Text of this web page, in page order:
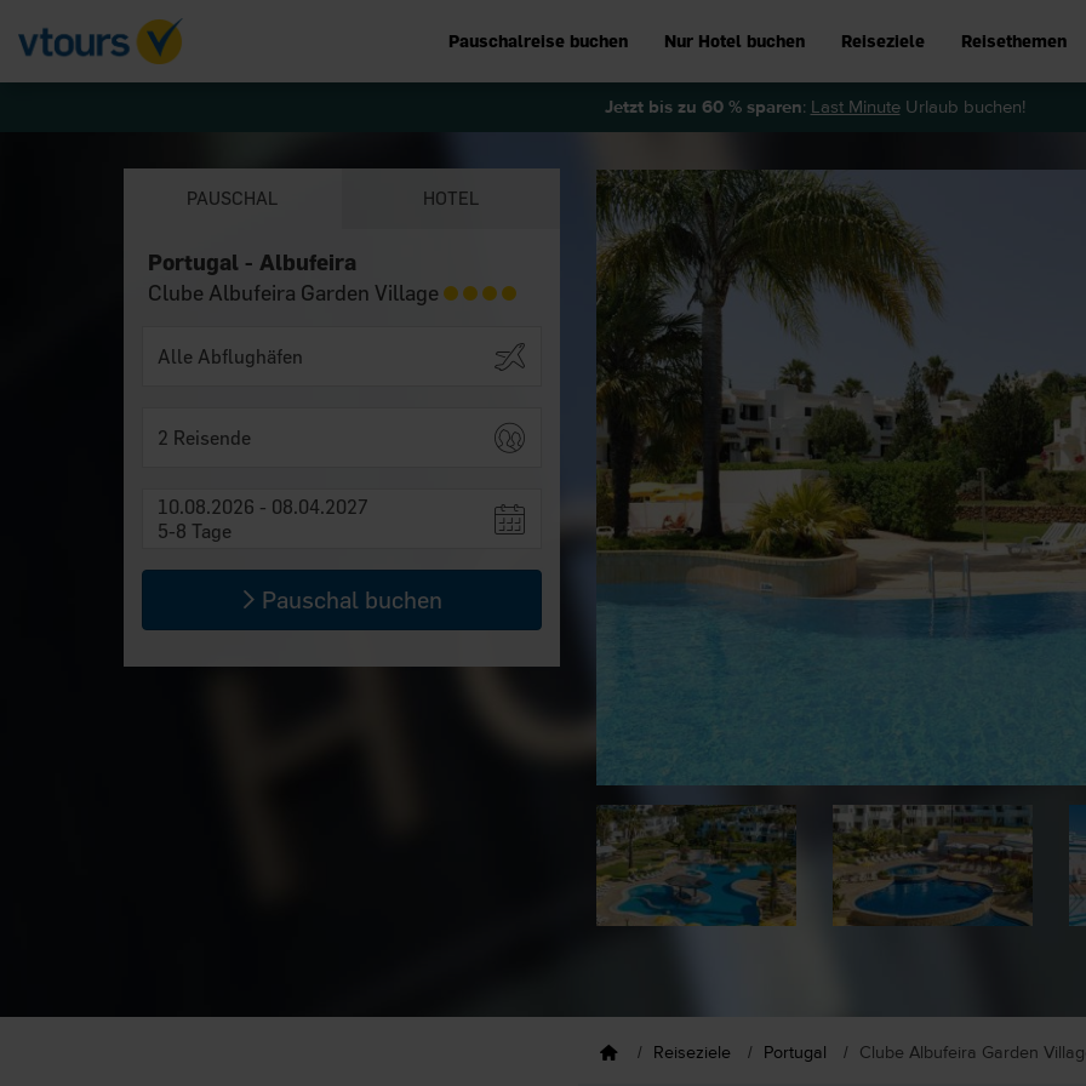
Pauschalreise buchen Nur Hotel buchen Reiseziele Reisethemen
Jetzt bis zu 60 % sparen: Last MinuteUrlaub buchen!
PAUSCHAL HOTEL
Portugal - Albufeira
Clube Albufeira Garden Village
2 Reisende
10.08.2026 - 08.04.2027
5-8 Tage
Pauschal buchen
Reiseziele Portugal Clube Albufeira Garden